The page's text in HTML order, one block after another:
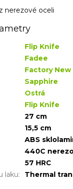
nerezové oceli
Flip Knife
Fadee
Factory New
Sapphire
Ostrá
Flip Knife
27 cm
15,5 cm
ABS
440C
57 HRC
laku: Thermal